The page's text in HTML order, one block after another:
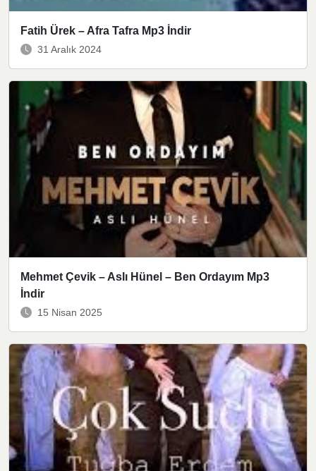
Fatih Ürek – Afra Tafra Mp3 İndir
31 Aralık 2024
Mehmet Çevik – Aslı Hünel – Ben Ordayım Mp3
İndir
15 Nisan 2025